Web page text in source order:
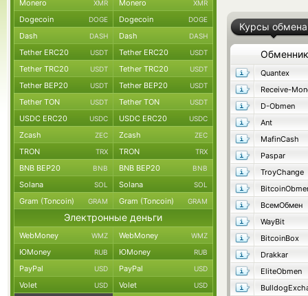
Курсы обмена
Обменник
Quantex
Receive-
D-Obmen
Ant
MafinCash
Paspar
TroyChange
ВсемОбмен
WayBit
BitcoinBox
Drakkar
EliteObmen
Monero XMR Monero XMR
Dogecoin DOGE Dogecoin DOGE
Dash DASH Dash DASH
Tether ERC20 USDT Tether ERC20 USDT
Tether TRC20 USDT Tether TRC20 USDT
Tether BEP20 USDT Tether BEP20 USDT
Tether TON USDT Tether TON USDT
USDC ERC20 USDC USDC ERC20 USDC
Zcash ZEC Zcash ZEC
TRON TRX TRON TRX
BNB BEP20 BNB BNB BEP20 BNB
Solana SOL Solana SOL
Gram (Toncoin) GRAM Gram (Toncoin) GRAM
Электронные деньги
WebMoney WMZ WebMoney WMZ
ЮMoney RUB ЮMoney RUB
PayPal USD PayPal USD
Volet USD Volet USD